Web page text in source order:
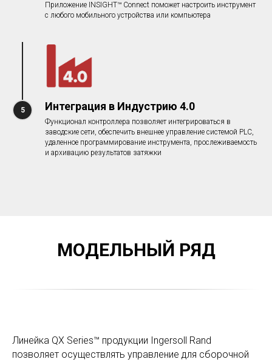
Приложение INSIGHT™ Connect поможет настроить инструмент
с любого мобильного устройства или компьютера
Интеграция в Индустрию 4.0
Функционал контроллера позволяет интегрироваться в
заводские сети, обеспечить внешнее управление системой PLC,
удаленное программирование инструмента, прослеживаемость
и архивацию результатов затяжки
МОДЕЛЬНЫЙ РЯД
Линейка QX Series™ продукции Ingersoll Rand
позволяет осуществлять управление для сборочной